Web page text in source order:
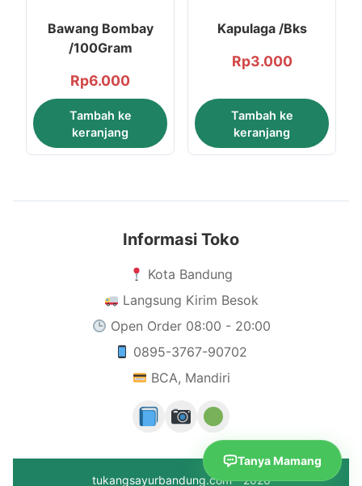
Bawang Bombay
/100Gram
Rp6.000
Tambah ke
keranjang
Kapulaga /Bks
Rp3.000
Tambah ke
keranjang
Informasi Toko
Kota Bandung
Langsung Kirim Besok
Open Order 08:00 - 20:00
0895-3767-90702
BCA, Mandiri
tukangsayurbandung.com - 2026
Tanya Mamang